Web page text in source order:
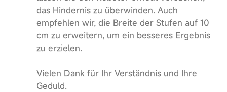
das Hindernis zu überwinden. Auch
empfehlen wir, die Breite der Stufen auf 10
cm zu erweitern, um ein besseres Ergebnis
zu erzielen.
Vielen Dank für Ihr Verständnis und Ihre
Geduld.